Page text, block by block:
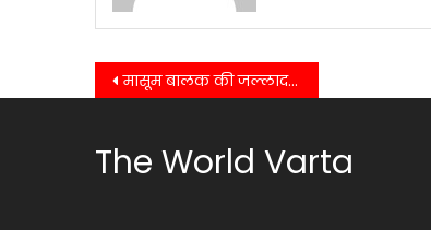
Post
मासूम बालक की जल्लाद बाप ने लोहे की राड से कुचलकर कर दी हत्या…..
The World Varta